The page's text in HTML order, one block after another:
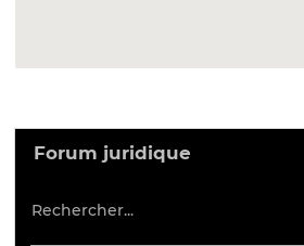
Forum juridique